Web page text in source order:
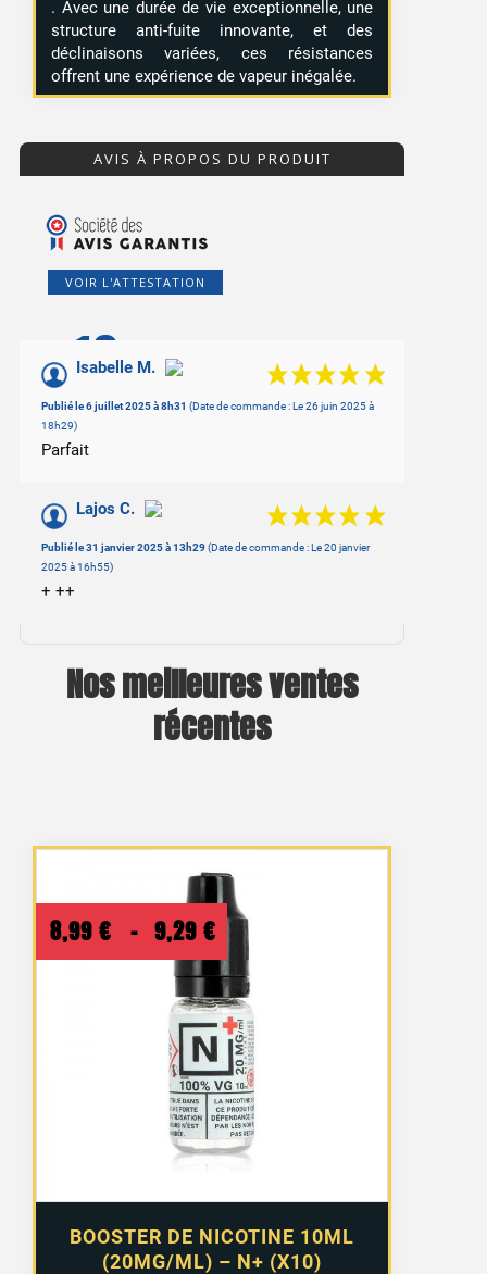
. Avec une durée de vie exceptionnelle, une
structure anti-fuite innovante, et des
déclinaisons variées, ces résistances
offrent une expérience de vapeur inégalée.
AVIS À PROPOS DU PRODUIT
VOIR L'ATTESTATION
10/10
Basé sur 2 avis
Isabelle M.
Publié le 6 juillet 2025 à 8h31 (Date de commande : Le 26 juin 2025 à
18h29)
Parfait
Lajos C.
Publié le 31 janvier 2025 à 13h29(Date de commande : Le 20 janvier
2025 à 16h55)
+ ++
Nos meilleures ventes
récentes
BOOSTER DE NICOTINE 10ML
(20MG/ML) – N+ (X10)
8,99 € – 9,29 € Plage
de
prix :
8,99 €
à
9,29 €